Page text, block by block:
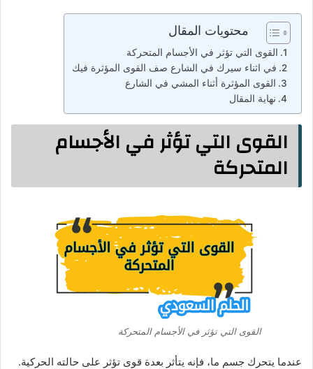
محتويات المقال
القوى التي تؤثر في الأجسام المتحركة
في اثناء سيرك في الشارع صف القوى المؤثرة فيك
القوى المؤثرة أثناء المشي في الشارع
نهاية المقال
القوى التي تؤثر في الأجسام
المتحركة
القوى التي تؤثر في الأجسام المتحركة
عندما يتحرك جسم ما، فإنه يتأثر بعدة قوى تؤثر على حالته الحركية.